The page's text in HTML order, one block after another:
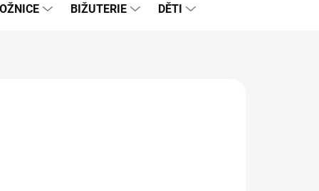
BIŽUTERIE DĚTI